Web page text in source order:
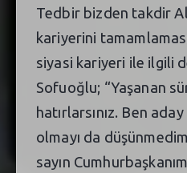
Tedbir bizden takdir
kariyerini
siyasi kariyeri ile ilgili
Sofuoğlu; “Yaşanan
hatırlarsınız. Ben aday
olmayı da
sayın